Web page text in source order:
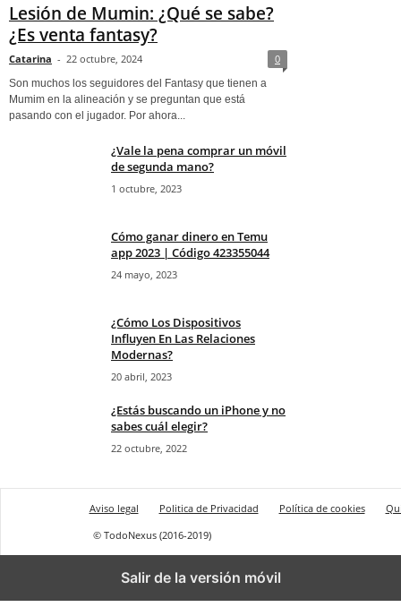
Lesión de Mumin: ¿Qué se sabe?
¿Es venta fantasy?
Catarina - 22 octubre, 2024 0
Son muchos los seguidores del Fantasy que tienen a
Mumim en la alineación y se preguntan que está
pasando con el jugador. Por ahora...
¿Vale la pena comprar un móvil
de segunda mano?
1 octubre, 2023
Cómo ganar dinero en Temu
app 2023 | Código 423355044
24 mayo, 2023
¿Cómo Los Dispositivos
Influyen En Las Relaciones
Modernas?
20 abril, 2023
¿Estás buscando un iPhone y no
sabes cuál elegir?
22 octubre, 2022
Aviso legal Politica de Privacidad Política de cookies
© TodoNexus (2016-2019)
Salir de la versión móvil